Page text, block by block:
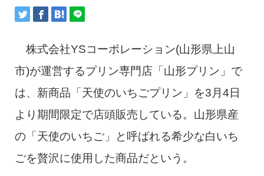
株式会社YSコーポレーション(山形県上山
市)が運営するプリン専門店「山形プリン」で
は、新商品「天使のいちごプリン」を3月4日
より期間限定で店頭販売している。山形県産
の「天使のいちご」と呼ばれる希少な白いち
ごを贅沢に使用した商品だという。